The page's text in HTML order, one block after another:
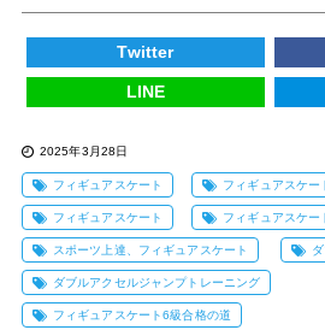
Twitter
LINE
2025年3月28日
フィギュアスケート フィギュアスケー
フィギュアスケート フィギュアスケー
スポーツ上達、フィギュアスケート
ダブルアクセルジャンプトレーニング
フィギュアスケート6級合格の道